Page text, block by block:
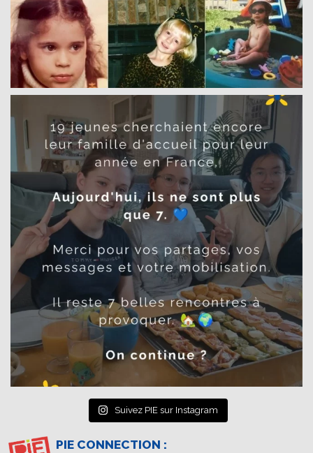
Suivez PIE sur Instagram
PIE CONNECTION :